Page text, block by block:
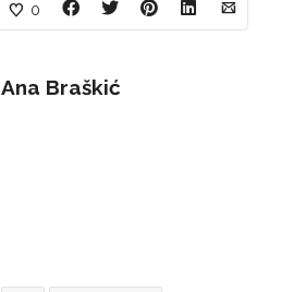
0
Ana Braškić